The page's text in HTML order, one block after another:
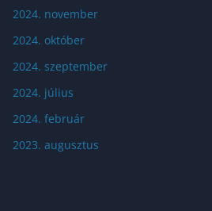
2024. november
2024. október
2024. szeptember
2024. július
2024. február
2023. augusztus